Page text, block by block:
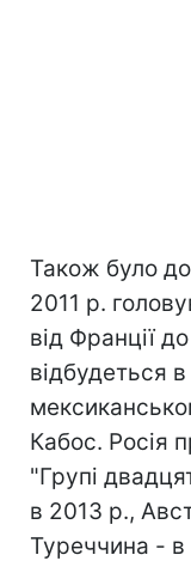
Також було
2011 р.
від Франції
відбудеться
Кабос. Росія
"Групі
в 2013 р.,
Туреччина - в